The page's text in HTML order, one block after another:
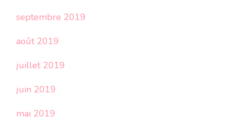
septembre 2019
août 2019
juillet 2019
juin 2019
mai 2019